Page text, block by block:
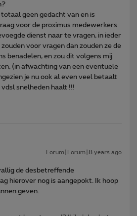
geen gedacht van en is
voor de proximus medewerkers
dienst naar te vragen, in ieder
voor vragen dan zouden ze de
benadelen, en zou dit volgens mij
(in afwachting van een eventuele
je nu ook al even veel betaalt
snelheden haalt !!!
Forum|Forum|8 years ago
de desbetreffende
hierover nog is aangepokt. Ik hoop
geven.